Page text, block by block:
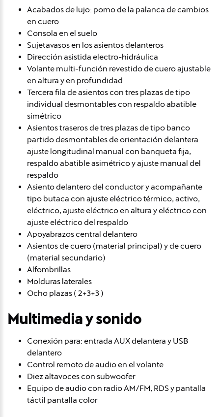
Acabados de lujo: pomo de la palanca de cambios
en cuero
Consola en el suelo
Sujetavasos en los asientos delanteros
Dirección asistida electro-hidráulica
Volante multi-función revestido de cuero ajustable
en altura y en profundidad
Tercera fila de asientos con tres plazas de tipo
individual desmontables con respaldo abatible
simétrico
Asientos traseros de tres plazas de tipo banco
partido desmontables de orientación delantera
ajuste longitudinal manual con banqueta fija,
respaldo abatible asimétrico y ajuste manual del
respaldo
Asiento delantero del conductor y acompañante
tipo butaca con ajuste eléctrico térmico, activo,
eléctrico, ajuste eléctrico en altura y eléctrico con
ajuste eléctrico del respaldo
Apoyabrazos central delantero
Asientos de cuero (material principal) y de cuero
(material secundario)
Alfombrillas
Molduras laterales
Ocho plazas ( 2+3+3 )
Multimedia y sonido
Conexión para: entrada AUX delantera y USB
delantero
Control remoto de audio en el volante
Diez altavoces con subwoofer
Equipo de audio con radio AM/FM, RDS y pantalla
táctil pantalla color